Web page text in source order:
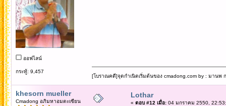
ออฟไลน์
กระทู้: 9,457
[โบราณคดี]จุดกำเนิดเริ่มต้นของ cmadong.com by : มานพ
khesorn mueller
Cmadong อภิมหาอมตะเซียน
Lothar
« ตอบ #12 เมื่อ:04 มกราคม 2550,